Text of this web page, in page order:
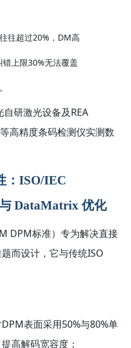
往超过20% ， DM高
错上限30%无法覆盖
研激光设备及 REA
等高精度条码检测仪实测数
ISO/IEC
DataMatrix优化
DPM标准）专为解决直接
而设计，它与传统ISO
DPM表面采用 50%与80%单
高解码宽容度；